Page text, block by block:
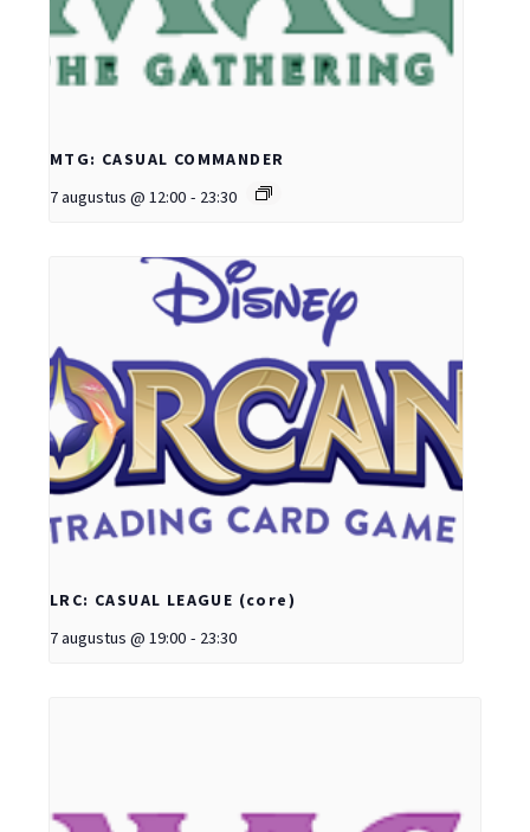
MTG: CASUAL COMMANDER
7 augustus @ 12:00 - 23:30
LRC: CASUAL LEAGUE (core)
7 augustus @ 19:00 - 23:30